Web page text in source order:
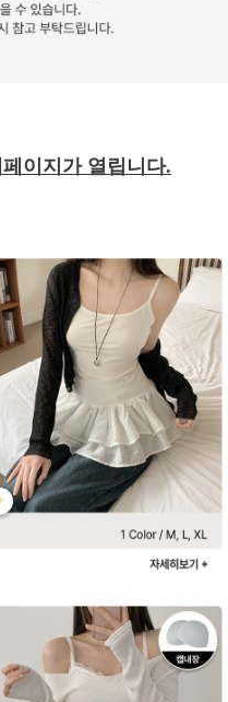
이지가 열립니다.